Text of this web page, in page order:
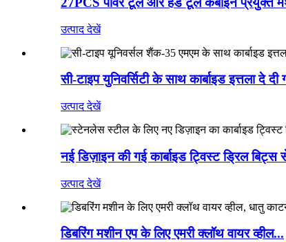
उत्पाद देखें
सी-टाइप युनिवर्सिटी के साथ कार्बाइड इत्तला दे
उत्पाद देखें
नई डिज़ाइन की गई कार्बाइड ट्विस्ट ड्रिल बिट्स
उत्पाद देखें
डिबरिंग मशीन एप के लिए एमरी क्लॉथ वायर व्हील...